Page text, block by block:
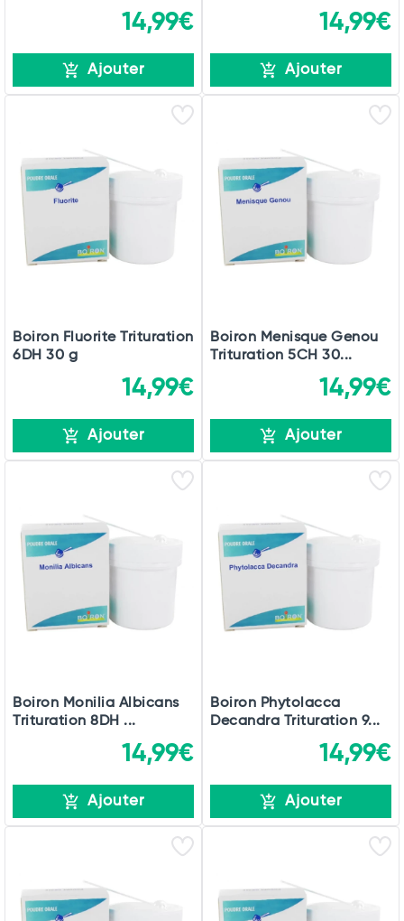
14,99€
Ajouter
14,99€
Ajouter
Boiron Fluorite Trituration
6DH 30 g
14,99€
Ajouter
Boiron Menisque Genou
Trituration 5CH 30...
14,99€
Ajouter
Boiron Monilia Albicans
Trituration 8DH ...
14,99€
Ajouter
Boiron Phytolacca
Decandra Trituration 9...
14,99€
Ajouter